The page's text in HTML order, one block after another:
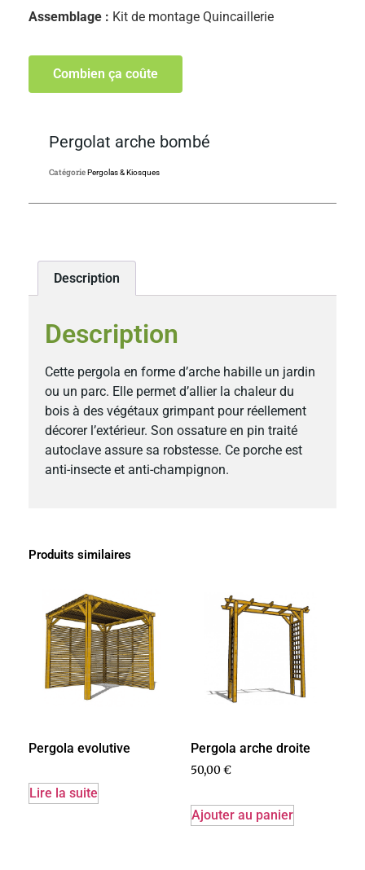
Assemblage : Kit de montage Quincaillerie
Combien ça coûte
Produits similaires
Pergola evolutive
Lire la suite
Pergola arche droite
50,00€
Ajouter au panier
Pergolat arche bombé
CatégoriePergolas & Kiosques
Description
Description
Cette pergola en forme d’arche habille un jardin
ou un parc. Elle permet d’allier la chaleur du
bois à des végétaux grimpant pour réellement
décorer l’extérieur. Son ossature en pin traité
autoclave assure sa robstesse. Ce porche est
anti-insecte et anti-champignon.